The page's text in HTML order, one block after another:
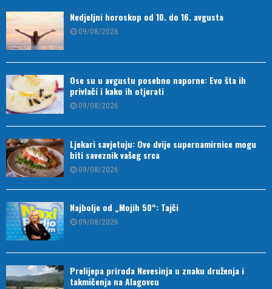
Nedjeljni horoskop od 10. do 16. avgusta
09/08/2026
Ose su u avgustu posebno naporne: Evo šta ih
privlači i kako ih otjerati
09/08/2026
Ljekari savjetuju: Ove dvije supernamirnice mogu
biti saveznik vašeg srca
09/08/2026
Najbolje od „Mojih 50“: Tajči
09/08/2026
Prelijepa priroda Nevesinja u znaku druženja i
takmičenja na Alagovcu